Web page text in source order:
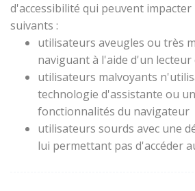
d'accessibilité qui peuvent
suivants :
utilisateurs aveugles ou très
naviguant à l'aide d'un lecteur
utilisateurs malvoyants
technologie d'assistante ou
fonctionnalités du navigateur
utilisateurs sourds avec une
lui permettant pas d'accéder